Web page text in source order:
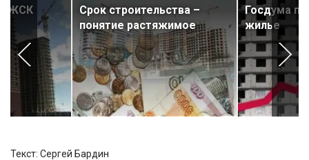
ЖСК
Срок строительства –
понятие растяжимое
Госдума
жилье
Текст: Сергей Бардин